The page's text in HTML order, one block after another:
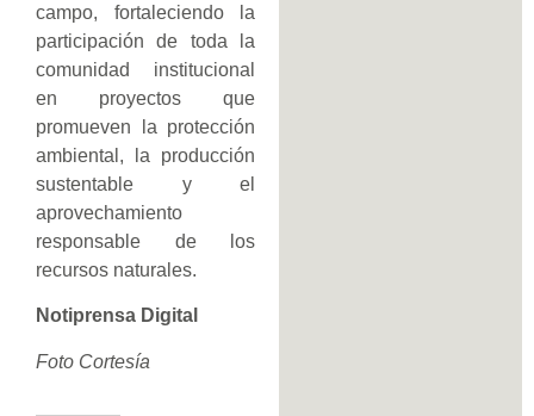
campo, fortaleciendo la
participación de toda la
comunidad institucional
en proyectos que
promueven la protección
ambiental, la producción
sustentable y el
aprovechamiento
responsable de los
recursos naturales.
Notiprensa Digital
Foto Cortesía